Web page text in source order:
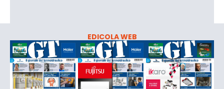
EDICOLA WEB